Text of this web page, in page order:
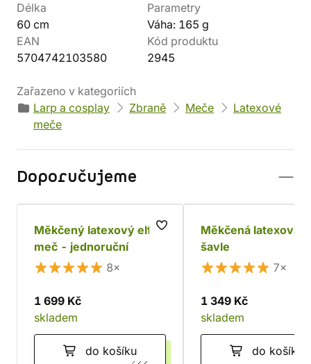
Délka
60 cm
Parametry
Váha: 165 g
EAN
5704742103580
Kód produktu
2945
Zařazeno v kategoriích
Larp a cosplay
Zbraně Meče
Latexové
meče
Doporučujeme
Měkčený latexový elfí
meč - jednoruční
8×
1 699 Kč
skladem
do košíku
Měkčená latexová
šavle
7×
1 349 Kč
skladem
do košíku